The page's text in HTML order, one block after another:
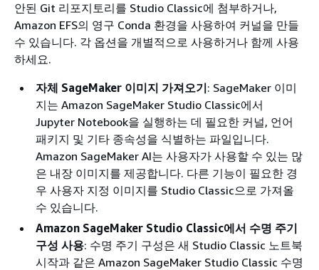
안된 Git 리포지토리를 Studio Classic에 첨부하거나,
Amazon EFS의 영구 Conda 환경을 사용하여 커널을 만들
수 있습니다. 각 옵션을 개별적으로 사용하거나 함께 사용
하세요.
자체 SageMaker 이미지 가져오기: SageMaker 이미
지는 Amazon SageMaker Studio Classic에서
Jupyter Notebook을 실행하는 데 필요한 커널, 언어
패키지 및 기타 종속성을 식별하는 파일입니다.
Amazon SageMaker AI는 사용자가 사용할 수 있는 많
은 내장 이미지를 제공합니다. 다른 기능이 필요한 경
우 사용자 지정 이미지를 Studio Classic으로 가져올
수 있습니다.
Amazon SageMaker Studio Classic에서 수명 주기
구성 사용: 수명 주기 구성은 새 Studio Classic 노트북
시작과 같은 Amazon SageMaker Studio Classic 수명